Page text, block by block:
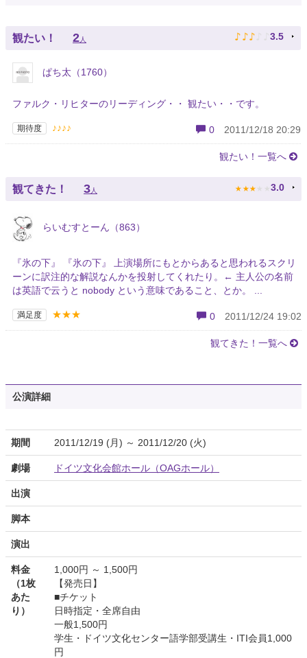
観たい！ 2人 ♪ ♪ ♪ ♪ ♪ 3.5
ぱち太（1760）
ファルク・リヒターのリーディング・・ 観たい・・です。
期待度 ♪♪♪♪ 0 2011/12/18 20:29
観たい！一覧へ
観てきた！ 3 人 ★ ★ ★ ★ ★ 3.0
らいむすとーん（863）
『氷の下』 『氷の下』 上演場所にもとからあると思われるスクリ
ーンに訳注的な解説なんかを投射してくれたり。← 主人公の名前
は英語で云うと nobody という意味であること、とか。 ...
満足度 ★★★ 0 2011/12/24 19:02
観てきた！一覧へ
公演詳細
期間 2011/12/19 (月) ～ 2011/12/20 (火)
劇場 ドイツ文化会館ホール（OAGホール）
出演
脚本
演出
料金
（1枚
あた
り）
1,000円 ～ 1,500円
【発売日】
■チケット
日時指定・全席自由
一般1,500円
学生・ドイツ文化センター語学部受講生・ITI会員1,000
円